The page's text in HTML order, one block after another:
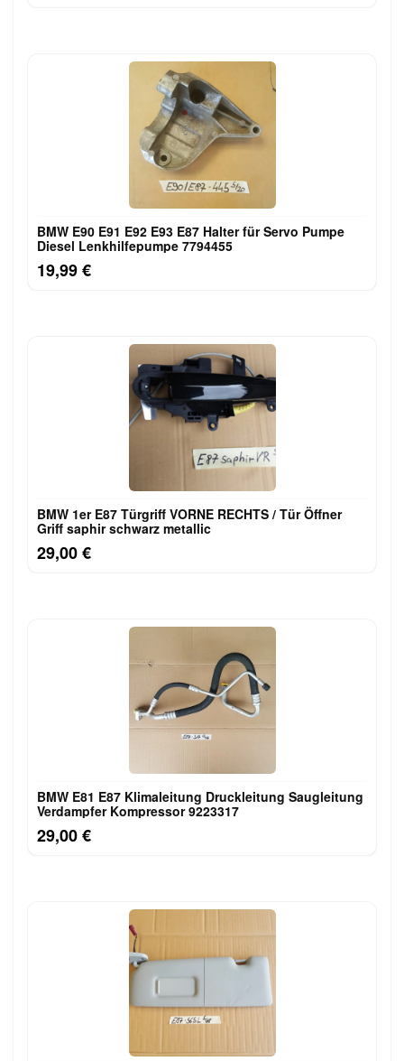
BMW E90 E91 E92 E93 E87 Halter für Servo Pumpe
Diesel Lenkhilfepumpe 7794455
19,99 €
BMW 1er E87 Türgriff VORNE RECHTS / Tür Öffner
Griff saphir schwarz metallic
29,00 €
BMW E81 E87 Klimaleitung Druckleitung Saugleitung
Verdampfer Kompressor 9223317
29,00 €